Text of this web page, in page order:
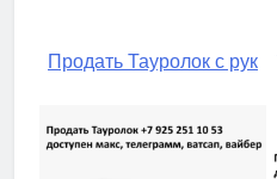
Продать Тауролок с рук